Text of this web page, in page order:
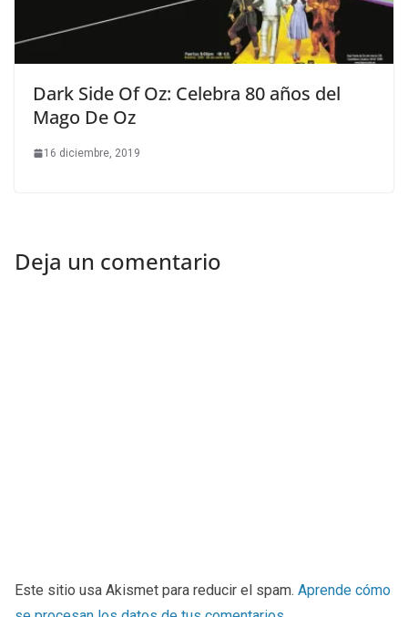
Dark Side Of Oz: Celebra 80 años del
Mago De Oz
16 diciembre, 2019
Deja un comentario
Este sitio usa Akismet para reducir el spam. Aprende cómo